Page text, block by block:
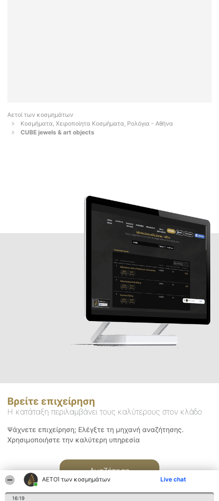
ΑΕΤΟΊ των κοσμημάτων Live chat
16:19
Αετοί των κοσμημάτων
Κοσμήματα, Χειροποίητα Κοσμήματα, Ρολόγια - Αθήνα
CUBE jewels & art objects
Βρείτε επιχείρηση
Η κατάταξη περιλαμβάνει τους καλύτερους στον κλάδο
Ψάχνετε επιχείρηση; Ελέγξτε τη μηχανή αναζήτησης.
Χρησιμοποιήστε την καλύτερη υπηρεσία
Αναζήτηση